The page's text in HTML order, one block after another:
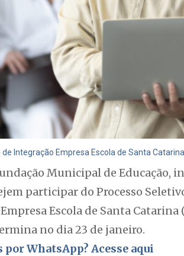
Integração Empresa Escola de Santa
Municipal de Educação,
participar do Processo
Escola de Santa Catarina
no dia 23 de janeiro.
WhatsApp? Acesse aqui